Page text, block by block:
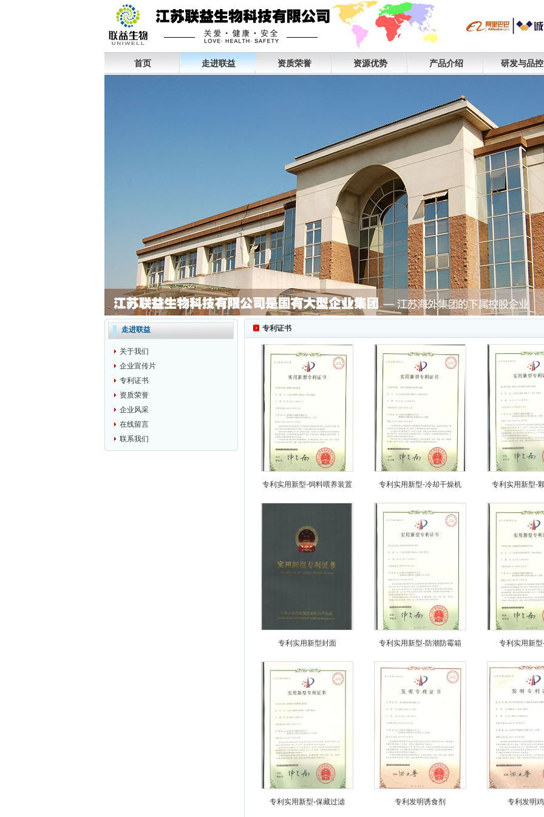
首页 走进联益 资质荣誉 资源优势 产品介绍 研发与品控
走进联益
关于我们
企业宣传片
专利证书
资质荣誉
企业风采
在线留言
联系我们
专利证书
专利实用新型-饲料喂养装置 专利实用新型-冷却干燥机 专利实用新型-
专利实用新型封面 专利实用新型-防潮防霉箱 专利实用新
专利实用新型-保藏过滤 专利发明诱食剂 专利发明